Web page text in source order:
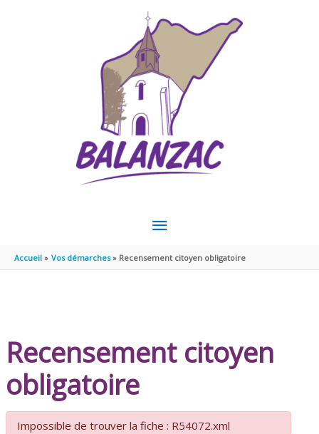
MENU
PRINCIPAL
Accueil Vos démarches Recensement citoyen obligatoire
Recensement citoyen
obligatoire
Impossible de trouver la fiche : R54072.xml